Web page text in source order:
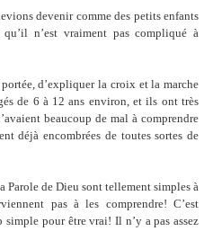
devenir comme des petits enfants
n’est vraiment pas compliqué à
d’expliquer la croix et la marche
de 6 à 12 ans environ, et ils ont très
beaucoup de mal à comprendre
déjà encombrées de toutes sortes de
Parole de Dieu sont tellement simples à
pas à les comprendre! C’est
simple pour être vrai! Il n’y a pas assez